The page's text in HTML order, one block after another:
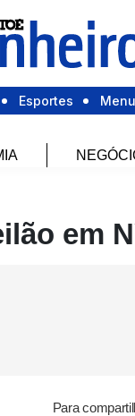
Esportes Menu
em
Para